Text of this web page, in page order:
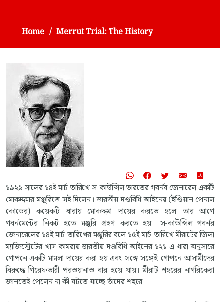
Home Merrut Trial: The History
১৯২৯ সালের ১৪ই মার্চ তারিখে স-কাউন্সিল ভারতের গবর্নর জেনারেল একটি
মোকদ্দমার মঞ্জুরিতে সই দিলেন। ভারতীয় দণ্ডবিধি আইনের (ইণ্ডিয়ান পেনাল
কোডের) কয়েকটি ধারায় মোকদ্দমা দায়ের করতে হলে তার আগে
গবর্নমেন্টের নিকট হতে মঞ্জুরি গ্রহণ করতে হয়। স-কাউন্সিল গবর্নর
জেনারেলের ১৪ই মার্চ তারিখের মঞ্জুরির বলে ১৫ই মার্চ তারিখে মীরাটের জিলা
ম্যাজিস্ট্রেটের খাস কামরায় ভারতীয় দণ্ডবিধি আইনের ১২১-এ ধারা অনুসারে
গোপনে একটি মামলা দায়ের করা হয় এবং সঙ্গে সঙ্গেই গোপনে আসামীদের
বিরুদ্ধে গিরেফতারী পরওয়ানাও বার হয়ে যায়। মীরাট শহরের নাগরিকেরা
জানতেই পেলেন না কী ঘটতে যাচ্ছে তাঁদের শহরে।